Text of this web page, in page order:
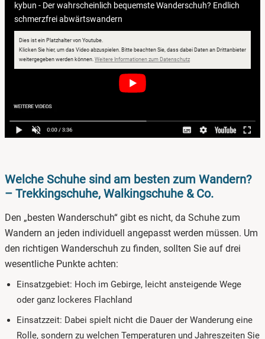
kybun - Der wahrscheinlich bequemste Wanderschuh? Endlich
schmerzfrei abwärtswandern
Dies ist ein Platzhalter von Youtube.
Klicken Sie hier, um das Video abzuspielen. Bitte beachten Sie, dass dabei Daten an Drittanbieter
weitergegeben werden können. Weitere Informationen zum Datenschutzöffnet in neuem Fenster
Welche Schuhe sind am besten zum Wandern?
– Trekkingschuhe, Walkingschuhe & Co.
Den „besten Wanderschuh“ gibt es nicht, da Schuhe zum
Wandern an jeden individuell angepasst werden müssen. Um
den richtigen Wanderschuh zu finden, sollten Sie auf drei
wesentliche Punkte achten:
Einsatzgebiet: Hoch im Gebirge, leicht ansteigende Wege
oder ganz lockeres Flachland
Einsatzzeit: Dabei spielt nicht die Dauer der Wanderung eine
Rolle, sondern zu welchen Temperaturen und Jahreszeiten Sie